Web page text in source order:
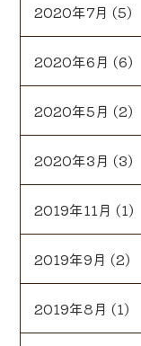
2020年7月 (5)
2020年6月 (6)
2020年5月 (2)
2020年3月 (3)
2019年11月 (1)
2019年9月 (2)
2019年8月 (1)